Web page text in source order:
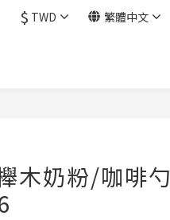
$ TWD 繁體中文
木奶粉/咖啡勺